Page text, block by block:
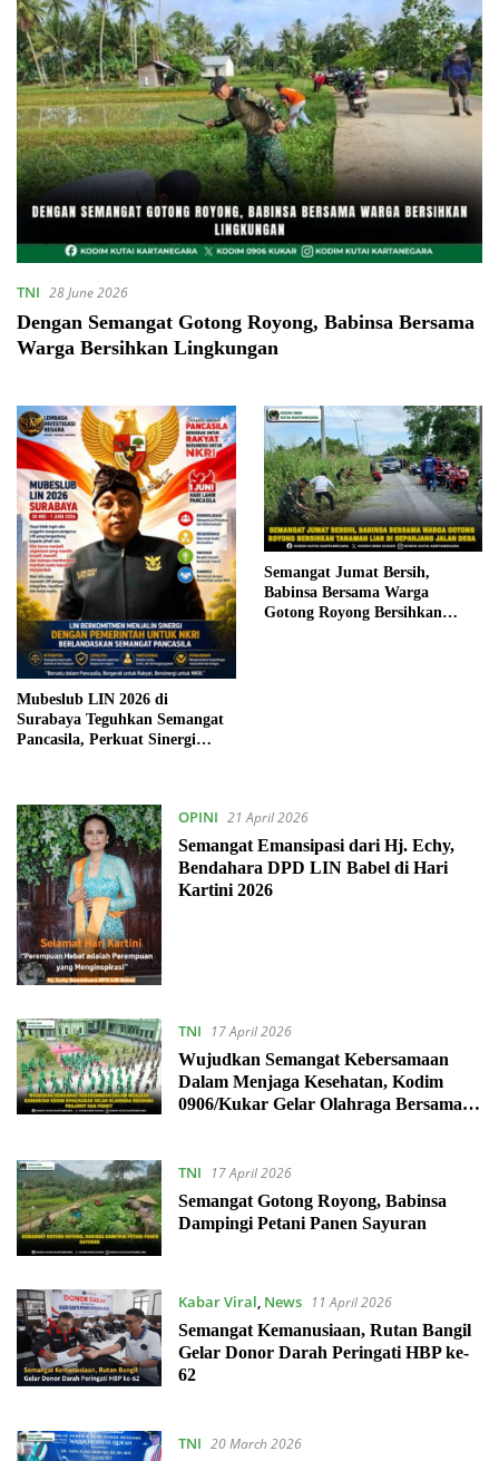
TNI 28 June 2026
Dengan Semangat Gotong Royong, Babinsa Bersama
Warga Bersihkan Lingkungan
Mubeslub LIN 2026 di
Surabaya Teguhkan Semangat
Pancasila, Perkuat Sinergi
Semangat Jumat Bersih,
Babinsa Bersama Warga
Gotong Royong Bersihkan
OPINI 21 April 2026
Semangat Emansipasi dari Hj. Echy,
Bendahara DPD LIN Babel di Hari
Kartini 2026
TNI
17 April 2026
Wujudkan Semangat Kebersamaan
Dalam Menjaga Kesehatan, Kodim
0906/Kukar Gelar Olahraga Bersama
TNI
17 April 2026
Semangat Gotong Royong, Babinsa
Dampingi Petani Panen Sayuran
Kabar Viral, News
11 April 2026
Semangat Kemanusiaan, Rutan Bangil
Gelar Donor Darah Peringati HBP ke-
62
TNI 20 March 2026